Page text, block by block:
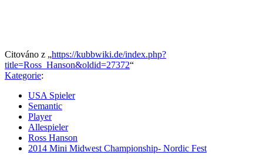
Citováno z „https://kubbwiki.de/index.php?
title=Ross_Hanson&oldid=27372“
Kategorie:
USA Spieler
Semantic
Player
Allespieler
Ross Hanson
2014 Mini Midwest Championship- Nordic Fest